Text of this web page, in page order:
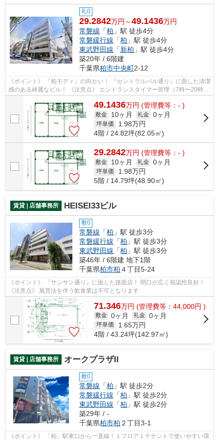
礼0
29.2842万円～49.1436万円
常磐線 「柏 」駅 徒歩4分
常磐緩行線 「柏 」駅 徒歩4分
東武野田線 「新柏 」駅 徒歩4分
築20年 / 6階建
千葉県柏市中央町2-12
《ポイント》 『柏モディ』の向かい！ 『セントラルパル通り』に面した清潔
感のある綺麗なビル！ 《注意点》 エントランスタイマー管理（7時〜20時以
49.1436万円 (管理費等：- )
敷金 10ヶ月 礼金 0ヶ月
坪単価 1.98万円
4階 / 24.82坪(82.05㎡)
29.2842万円 (管理費等：- )
敷金 10ヶ月 礼金 0ヶ月
坪単価 1.98万円
5階 / 14.79坪(48.90㎡)
賃貸 | 店舗事務所 HEISEI33ビル
敷0
常磐線 「柏 」駅 徒歩3分
常磐緩行線 「柏 」駅 徒歩3分
東武野田線 「柏 」駅 徒歩3分
築46年 / 6階建 地下1階
千葉県柏市柏 ４丁目5-24
《ポイント》 『サンサン通り』に面した路面店！ 間口が広く視認性良好！
《注意点》 風営法を伴う飲食業は不可となります
71.346万円 (管理費等：44,000円 )
敷金 0ヶ月 礼金 0ヶ月
坪単価 1.65万円
4階 / 43.24坪(142.97㎡)
賃貸 | 店舗事務所 オークプラザII
敷0
常磐線 「柏 」駅 徒歩2分
常磐緩行線 「柏 」駅 徒歩2分
東武野田線 「柏 」駅 徒歩2分
築29年 / -
千葉県柏市柏 ２丁目3-1
《ポイント》 「柏」駅東口から一直線！１フロア１テナントで使いやすい環